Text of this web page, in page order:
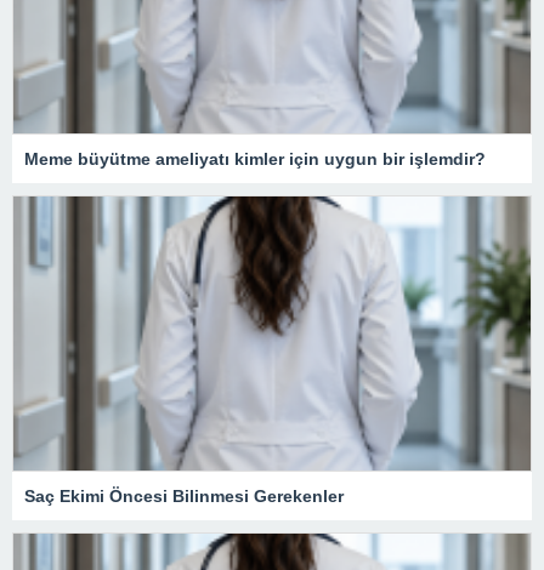
Meme büyütme ameliyatı kimler için uygun bir işlemdir?
Saç Ekimi Öncesi Bilinmesi Gerekenler